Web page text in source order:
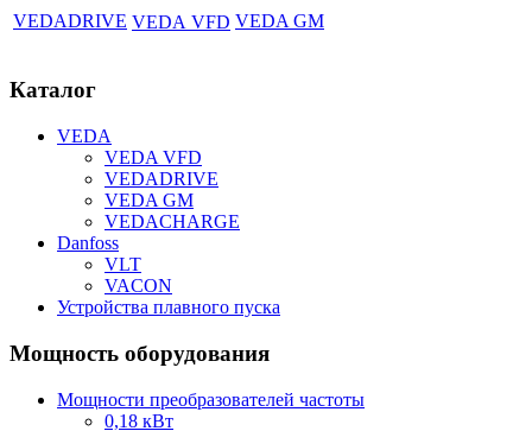
VEDADRIVE VEDA VFD VEDA GM
Каталог
VEDA
VEDA VFD
VEDADRIVE
VEDA GM
VEDACHARGE
Danfoss
VLT
VACON
Устройства плавного пуска
Мощность оборудования
Мощности преобразователей частоты
0,18 кВт